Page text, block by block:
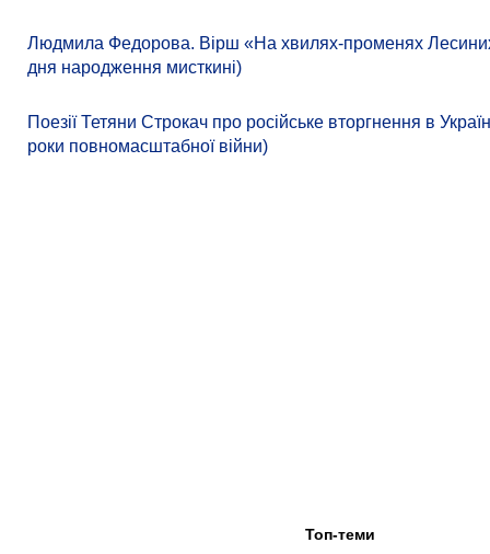
Людмила Федорова. Вірш «На хвилях-променях Лесиних
дня народження мисткині)
Поезії Тетяни Строкач про російське вторгнення в
роки повномасштабної війни)
Топ-теми